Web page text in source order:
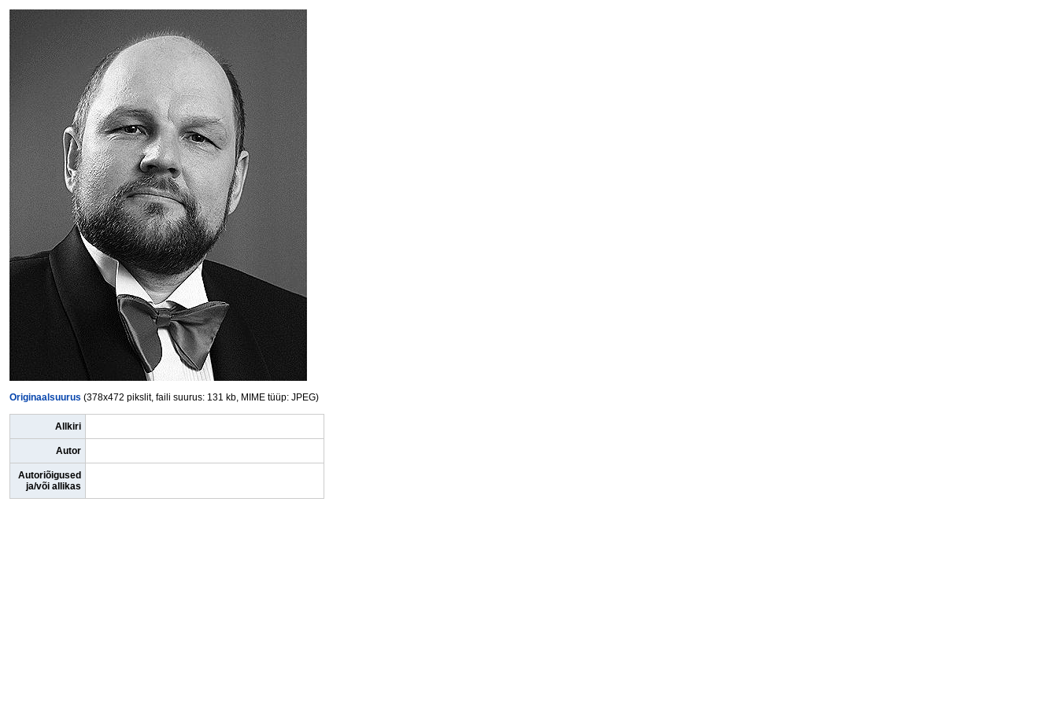
Originaalsuurus (378x472 pikslit, faili suurus: 131 kb, MIME tüüp: JPEG)
Allkiri
Autor
Autoriõigused
ja/või allikas